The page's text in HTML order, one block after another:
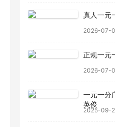
真人一元
2026-07-
正规一元
2026-07-
一元一分
英俊
2025-09-